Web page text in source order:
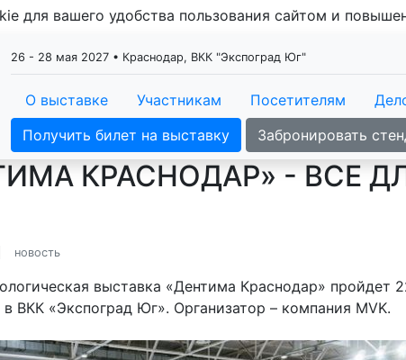
для вашего удобства пользования сайтом и
26 - 28 мая 2027 • Краснодар, ВКК "Экспоград Юг"
О выставке Участникам Посетителям
Получить билет на выставку
Забронировать
КРАСНОДАР» - ВСЕ
новость
выставка «Дентима Краснодар» пройдет
ВКК «Экспоград Юг». Организатор – компания MVK.